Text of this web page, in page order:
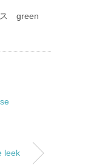
ス green
leek